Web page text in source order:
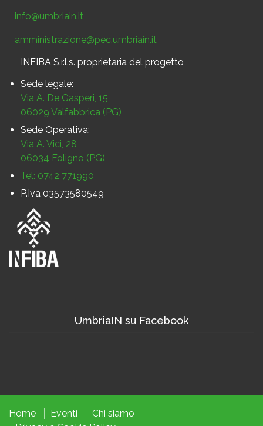
info@umbriain.it
amministrazione@pec.umbriain.it
INFIBA S.r.l.s. proprietaria del progetto
Sede legale:
Via A. De Gasperi, 15
06029 Valfabbrica (PG)
Sede Operativa:
Via A. Vici, 28
06034 Foligno (PG)
Tel: 0742 771990
P.Iva 03573580549
UmbriaIN su Facebook
Home Eventi
Chi siamo